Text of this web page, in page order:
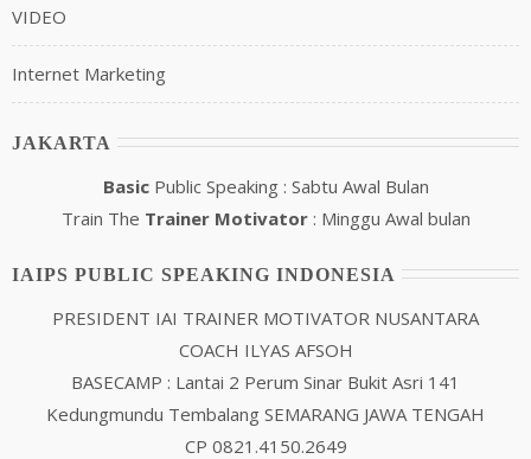
VIDEO
Internet Marketing
JAKARTA
BasicPublic Speaking : Sabtu Awal Bulan
Train The Trainer Motivator: Minggu Awal bulan
IAIPS PUBLIC SPEAKING INDONESIA
PRESIDENT IAI TRAINER MOTIVATOR NUSANTARA
COACH ILYAS AFSOH
BASECAMP : Lantai 2 Perum Sinar Bukit Asri 141
Kedungmundu Tembalang SEMARANG JAWA TENGAH
CP 0821.4150.2649